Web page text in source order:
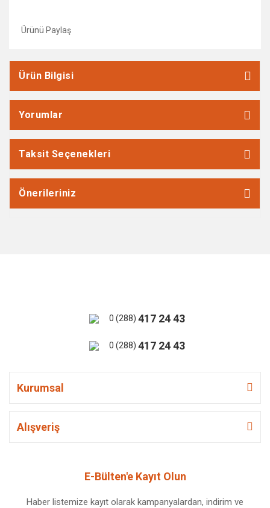
Ürünü Paylaş
Ürün Bilgisi
Yorumlar
Taksit Seçenekleri
Önerileriniz
0 (288) 417 24 43
0 (288) 417 24 43
Kurumsal
Alışveriş
E-Bülten'e Kayıt Olun
Haber listemize kayıt olarak kampanyalardan, indirim ve